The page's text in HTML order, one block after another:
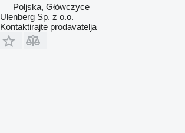
Poljska, Główczyce
Ulenberg Sp. z o.o.
Kontaktirajte prodavatelja